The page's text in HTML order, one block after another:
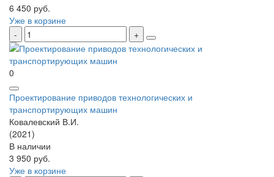
6 450 руб.
Уже в корзине
0
Проектирование приводов технологических и
транспортирующих машин
Ковалевский В.И.
(2021)
В наличии
3 950 руб.
Уже в корзине